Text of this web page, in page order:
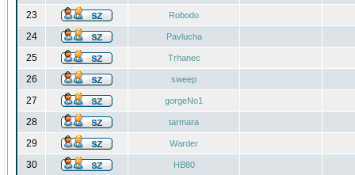
23 Robodo
24 Pavlucha
25 Trhanec
26 sweep
27 gorgeNo1
28 tarmara
29 Warder
30 HB80